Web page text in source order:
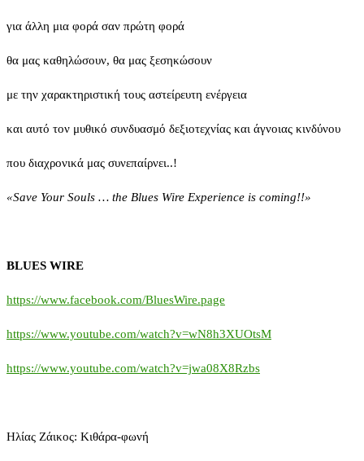
για άλλη μια φορά σαν πρώτη φορά
θα μας καθηλώσουν, θα μας ξεσηκώσουν
με την χαρακτηριστική τους αστείρευτη ενέργεια
και αυτό τον μυθικό συνδυασμό δεξιοτεχνίας και άγνοιας κινδύνου
που διαχρονικά μας συνεπαίρνει..!
«Save Your Souls … the Blues Wire Experience is coming!!»
BLUES WIRE
https://www.facebook.com/BluesWire.page
https://www.youtube.com/watch?v=wN8h3XUOtsM
https://www.youtube.com/watch?v=jwa08X8Rzbs
Ηλίας Ζάικος: Κιθάρα-φωνή